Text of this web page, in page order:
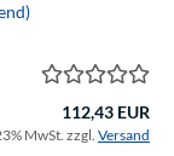
112,43 EUR
MwSt. zzgl. Versand